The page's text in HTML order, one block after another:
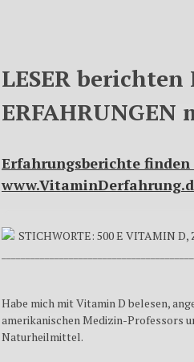
LESER berichten
Erfahrungsberichte finden
STICHWORTE: 500 E VITAMIN D,
Habe mich mit Vitamin D belesen,
amerikanischen Medizin-Professors
Naturheilmittel.